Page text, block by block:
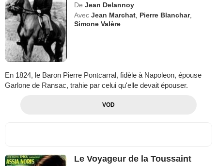
De Jean Delannoy
Avec Jean Marchat Pierre Blanchar,
Simone Valère
En 1824, le Baron Pierre Pontcarral, fidèle à Napoleon, épouse
Garlone de Ransac, trahie par celui qu'elle devait épouser.
VOD
Le Voyageur de la Toussaint